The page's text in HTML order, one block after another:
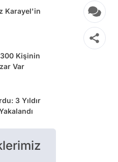
Karayel'in
Kişinin
Var
3 Yıldır